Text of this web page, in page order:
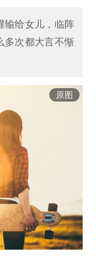
输给女儿，临阵
多次都大言不惭
原图